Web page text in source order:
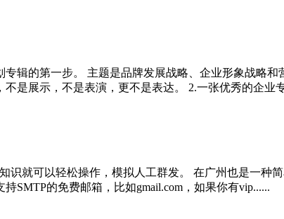
辑的第一步。 主题是品牌发展战略、企业形象战略和
是展示，不是表演，更不是表达。 2.一张优秀的企业
就可以轻松操作，模拟人工群发。 在广州也是一种
SMTP的免费邮箱，比如gmail.com，如果你有vip......